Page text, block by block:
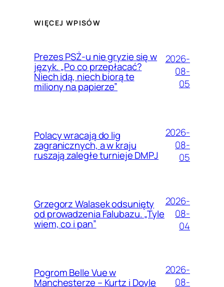
WIĘCEJ WPISÓW
Prezes PSŻ-u nie gryzie się w
język. „Po co przepłacać?
Niech idą, niech biorą te
miliony na papierze”
2026-
08-
05
Polacy wracają do lig
zagranicznych, a w kraju
ruszają zaległe turnieje DMPJ
2026-
08-
05
Grzegorz Walasek odsunięty
od prowadzenia Falubazu. „Tyle
wiem, co i pan”
2026-
08-
04
Pogrom Belle Vue w
Manchesterze – Kurtz i Doyle
2026-
08-